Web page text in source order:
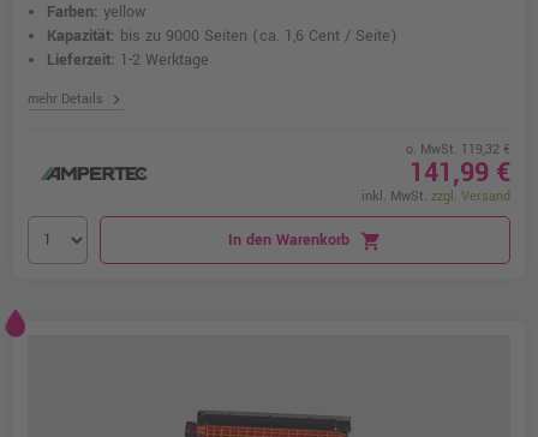
Farben: yellow
Kapazität: bis zu 9000 Seiten (ca. 1,6 Cent / Seite)
Lieferzeit: 1-2 Werktage
mehr Details chevron_right
o. MwSt. 119,32 €
141,99 €
inkl. MwSt. zzgl. Versand
In den Warenkorb shopping_cart